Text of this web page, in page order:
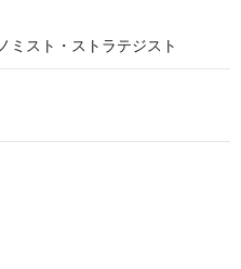
ミスト・ストラテジスト